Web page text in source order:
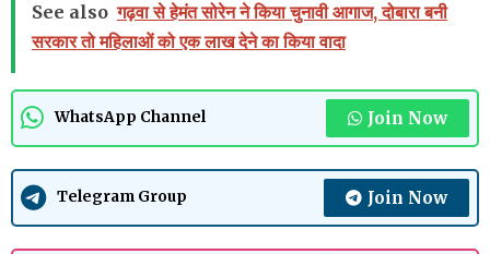
See also गढ़वा से हेमंत सोरेन ने किया चुनावी आगाज, दोबारा बनी
सरकार तो महिलाओं को एक लाख देने का किया वादा
WhatsApp Channel Join Now
Telegram Group Join Now